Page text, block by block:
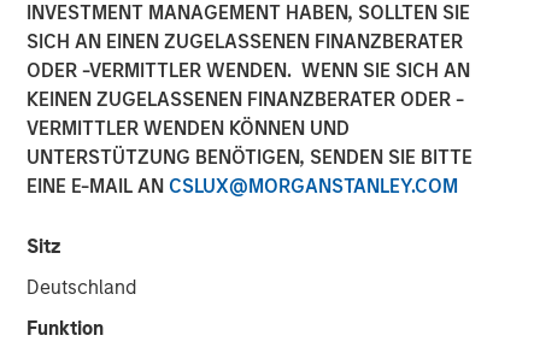
INVESTMENT MANAGEMENT HABEN, SOLLTEN SIE
SICH AN EINEN ZUGELASSENEN FINANZBERATER
ODER -VERMITTLER WENDEN. WENN SIE SICH AN
KEINEN ZUGELASSENEN FINANZBERATER ODER -
VERMITTLER WENDEN KÖNNEN UND
UNTERSTÜTZUNG BENÖTIGEN, SENDEN SIE BITTE
EINE E-MAIL AN CSLUX@MORGANSTANLEY.COM
Sitz
Deutschland
Funktion
Cash Holdings: Data,
Theory, and Alternatives
05 AUGUST 2025
The Authors
Managing Director